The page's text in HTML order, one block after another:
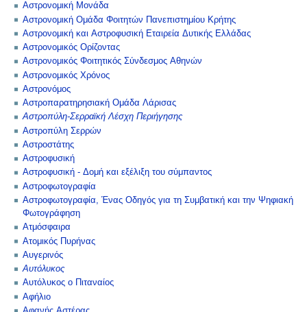
Αστρονομική Μονάδα
Αστρονομική Ομάδα Φοιτητών Πανεπιστημίου Κρήτης
Αστρονομική και Αστροφυσική Εταιρεία Δυτικής Ελλάδας
Αστρονομικός Ορίζοντας
Αστρονομικός Φοιτητικός Σύνδεσμος Αθηνών
Αστρονομικός Χρόνος
Αστρονόμος
Αστροπαρατηρησιακή Ομάδα Λάρισας
Αστροπύλη-Σερραϊκή Λέσχη Περιήγησης
Αστροπύλη Σερρών
Αστροστάτης
Αστροφυσική
Αστροφυσική - Δομή και εξέλιξη του σύμπαντος
Αστροφωτογραφία
Αστροφωτογραφία, Ένας Οδηγός για τη Συμβατική και την Ψηφιακή
Φωτογράφηση
Ατμόσφαιρα
Ατομικός Πυρήνας
Αυγερινός
Αυτόλυκος
Αυτόλυκος ο Πιταναίος
Αφήλιο